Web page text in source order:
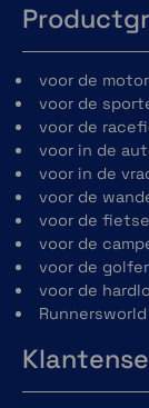
voor de
voor de
voor de
voor in de
voor in de
voor de
voor de
voor de
voor de golfer
voor de